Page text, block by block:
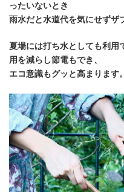
ったいないとき
雨水だと水道代を気にせずザ
夏場には打ち水としても利用
用を減らし節電もでき、
エコ意識もグッと高まります。